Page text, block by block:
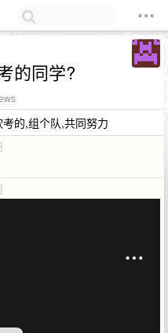
的同学?
的,组个队,共同努力